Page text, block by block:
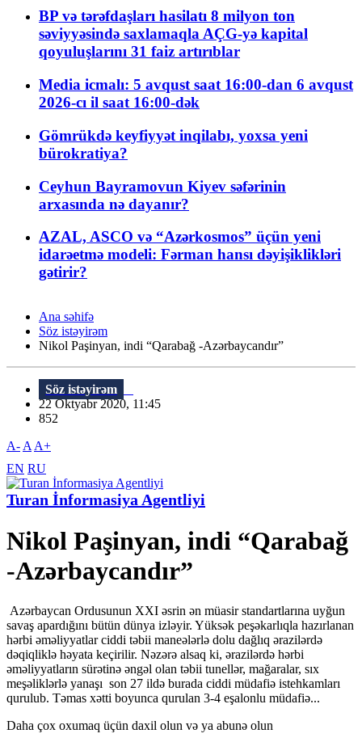
BP və tərəfdaşları hasilatı 8 milyon ton
səviyyəsində saxlamaqla AÇG-yə kapital
qoyuluşlarını 31 faiz artırıblar
Media icmalı: 5 avqust saat 16:00-dan 6 avqust
2026-cı il saat 16:00-dək
Gömrükdə keyfiyyət inqilabı, yoxsa yeni
bürokratiya?
Ceyhun Bayramovun Kiyev səfərinin
arxasında nə dayanır?
AZAL, ASCO və “Azərkosmos” üçün yeni
idarəetmə modeli: Fərman hansı dəyişiklikləri
gətirir?
Ana səhifə
Söz istəyirəm
Nikol Paşinyan, indi “Qarabağ -Azərbaycandır”
Söz istəyirəm
22 Oktyabr 2020, 11:45
852
A- A A+
EN RU
Turan İnformasiya Agentliyi
Nikol Paşinyan, indi “Qarabağ
-Azərbaycandır”
Azərbaycan Ordusunun XXI əsrin ən müasir standartlarına uyğun
savaş apardığını bütün dünya izləyir. Yüksək peşəkarlıqla hazırlanan
hərbi əməliyyatlar ciddi təbii maneələrlə dolu dağlıq ərazilərdə
dəqiqliklə həyata keçirilir. Nəzərə alsaq ki, ərazilərdə hərbi
əməliyyatların sürətinə əngəl olan təbii tunellər, mağaralar, sıx
meşəliklərlə yanaşı son 27 ildə burada ciddi müdafiə istehkamları
qurulub. Təmas xətti boyunca qurulan 3-4 eşalonlu müdafiə...
Daha çox oxumaq üçün daxil olun və ya abunə olun